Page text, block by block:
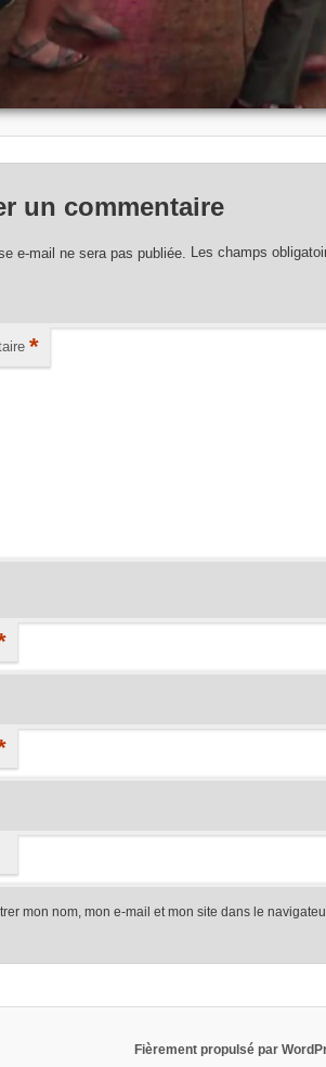
un commentaire
e-mail ne sera pas publiée. Les champs
*
mon nom, mon e-mail et mon site dans le
Fièrement propulsé par